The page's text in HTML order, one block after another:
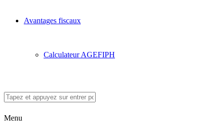
Avantages fiscaux
Calculateur AGEFIPH
Menu